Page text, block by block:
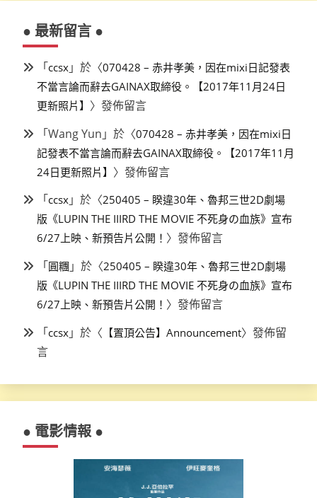
● 最新留言 ●
「ccsx 」於〈070428 – 赤井孝美，因在mixi日記發表
不當言論而辭去GAINAX取締役。【2017年11月24日
更新照片】 〉發佈留言
「Wang Yun 」於〈070428 – 赤井孝美，因在mixi日
記發表不當言論而辭去GAINAX取締役。【2017年11月
24日更新照片】 〉發佈留言
「ccsx 」於〈250405 – 睽違30年、魯邦三世2D劇場
版《LUPIN THE IIIRD THE MOVIE 不死身の血族》宣布
6/27上映、新預告片公開！ 〉發佈留言
「圓糰 」於〈250405 – 睽違30年、魯邦三世2D劇場
版《LUPIN THE IIIRD THE MOVIE 不死身の血族》宣布
6/27上映、新預告片公開！ 〉發佈留言
「ccsx 」於〈 【置頂公告】Announcement〉發佈留
言
● 電影情報 ●